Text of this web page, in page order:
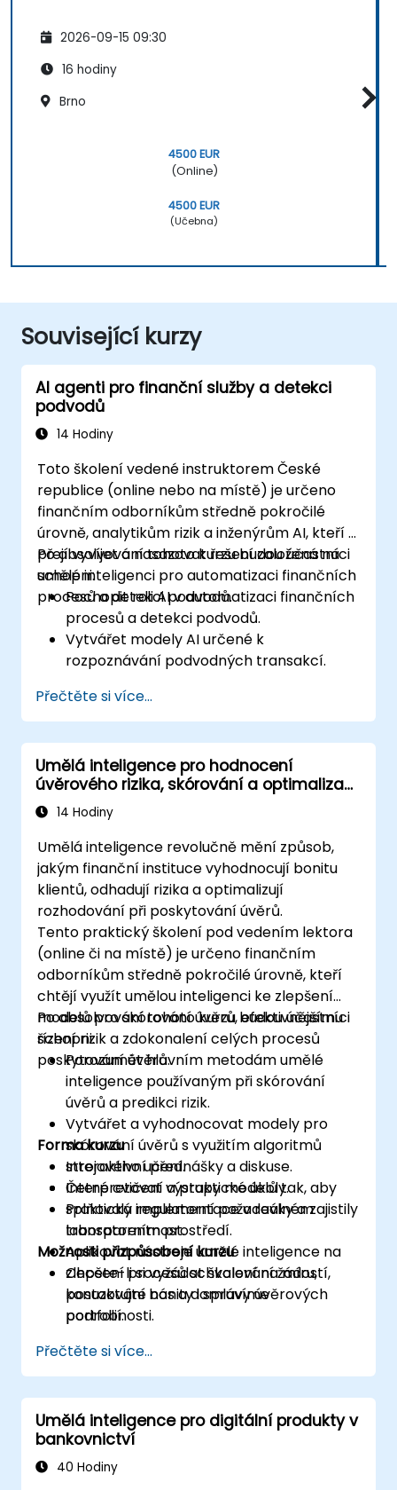
2026-09-15 09:30
16 hodiny
Brno
4500 EUR
(Online)
4500 EUR
(Učebna)
Související kurzy
AI agenti pro finanční služby a detekci
podvodů
14 Hodiny
Toto školení vedené instruktorem České
republice (online nebo na místě) je určeno
finančním odborníkům středně pokročilé
úrovně, analytikům rizik a inženýrům AI, kteří si
přejí vyvíjet a nasazovat řešení založená na
umělé inteligenci pro automatizaci finančních
procesů a detekci podvodů.
Po absolvování tohoto kurzu budou účastníci
schopni:
Pochopit roli AI v automatizaci finančních
procesů a detekci podvodů.
Vytvářet modely AI určené k
rozpoznávání podvodných transakcí.
hodnocení rizik v reálném čase.
Nasazovat systémy pro sledování
finančních transakcí s podporou AI.
Přečtěte si více...
Umělá inteligence pro hodnocení
úvěrového rizika, skórování a optimalizaci
poskytování úvěrů
14 Hodiny
Umělá inteligence revolučně mění způsob,
jakým finanční instituce vyhodnocují bonitu
klientů, odhadují rizika a optimalizují
rozhodování při poskytování úvěrů.
Tento praktický školení pod vedením lektora
(online či na místě) je určeno finančním
odborníkům středně pokročilé úrovně, kteří
chtějí využít umělou inteligenci ke zlepšení
modelů pro skórování úvěrů, efektivnějšímu
řízení rizik a zdokonalení celých procesů
poskytování úvěrů.
Po absolvování tohoto kurzu budou účastníci
schopni:
Porozumět hlavním metodám umělé
inteligence používaným při skórování
úvěrů a predikci rizik.
Vytvářet a vyhodnocovat modely pro
skórování úvěrů s využitím algoritmů
strojového učení.
Interpretovat výstupy modelů tak, aby
splňovaly regulatorní požadavky a zajistily
transparentnost.
Aplikovat nástroje umělé inteligence na
zlepšení procesů schvalování žádostí,
posuzování bonity i správy úvěrových
portfolií.
Forma kurzu
Interaktivní přednášky a diskuse.
Četné cvičení a praktické úkoly.
Praktická implementace v reálném
laboratorním prostředí.
Možnosti přizpůsobení kurzu
Chcete-li si vyžádat školení na míru,
kontaktujte nás a domluvíme
podrobnosti.
Přečtěte si více...
Umělá inteligence pro digitální produkty v
bankovnictví
40 Hodiny